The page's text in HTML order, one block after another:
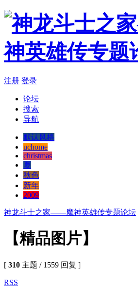
注册 登录
论坛
搜索
导航
默认风格
uchome
christmas
夏
秋色
新年
2009
神龙斗士之家——魔神英雄传专题论坛
【精品图片】
[ 310 主题 / 1559 回复 ]
RSS